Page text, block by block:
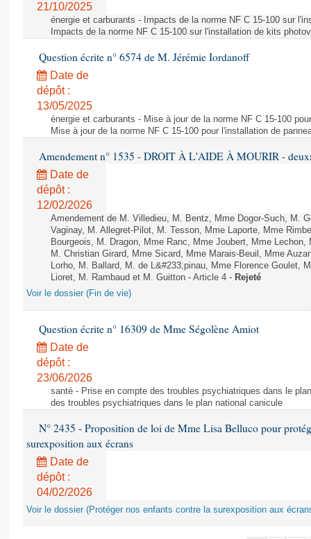
21/10/2025
énergie et carburants - Impacts de la norme NF C 15-100 sur
Impacts de la norme NF C 15-100 sur l'installation de kits
Question écrite n° 6574 de M. Jérémie Iordanoff
Date de
dépôt :
13/05/2025
énergie et carburants - Mise à jour de la norme NF C 15-100
Mise à jour de la norme NF C 15-100 pour l'installation de
Amendement n° 1535 - DROIT À L'AIDE À MOURIR -
Date de
dépôt :
12/02/2026
Amendement de M. Villedieu, M. Bentz, Mme Dogor-Such, M.
Vaginay, M. Allegret-Pilot, M. Tesson, Mme Laporte, Mme
Bourgeois, M. Dragon, Mme Ranc, Mme Joubert, Mme
M. Christian Girard, Mme Sicard, Mme Marais-Beuil, Mme
Lorho, M. Ballard, M. de L&#233;pinau, Mme Florence Goulet,
Lioret, M. Rambaud et M. Guitton - Article 4 - Rejeté
Voir le dossier (Fin de vie)
Question écrite n° 16309 de Mme Ségolène Amiot
Date de
dépôt :
23/06/2026
santé - Prise en compte des troubles psychiatriques dans le
des troubles psychiatriques dans le plan national canicule
N° 2435 - Proposition de loi de Mme Lisa Belluco pour
surexposition aux écrans
Date de
dépôt :
04/02/2026
Voir le dossier (Protéger nos enfants contre la surexposition aux